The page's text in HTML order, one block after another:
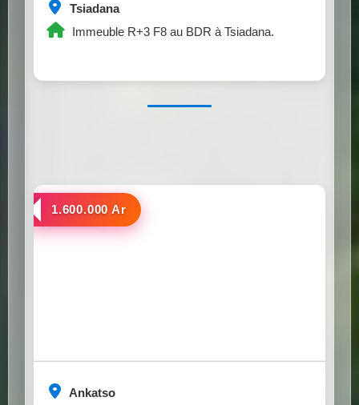
Tsiadana
Immeuble R+3 F8 au BDR à Tsiadana.
Ankatso
a louer
1.600.000 Ar